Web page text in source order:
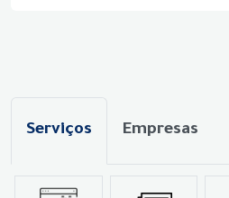
Serviços Empresas